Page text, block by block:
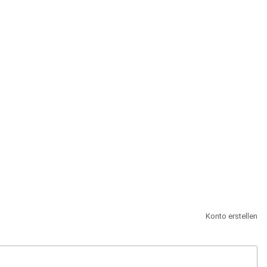
Konto erstellen